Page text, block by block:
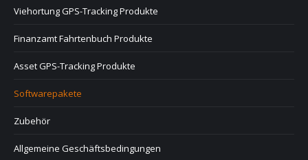
Viehortung GPS-Tracking Produkte
Finanzamt Fahrtenbuch Produkte
Asset GPS-Tracking Produkte
Softwarepakete
Zubehör
Allgemeine Geschäftsbedingungen